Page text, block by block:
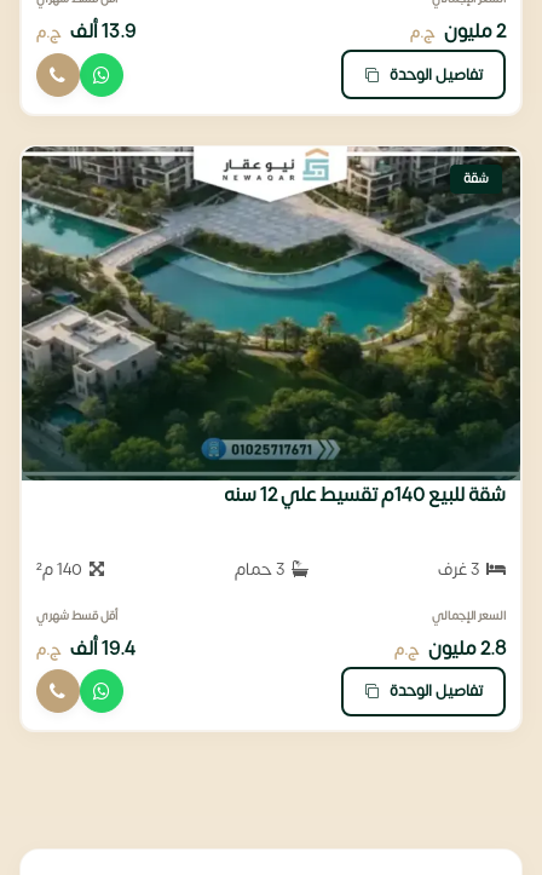
2 مليون ج.م 13.9 ألف ج.م
تفاصيل الوحدة
شقة
شقة للبيع 140م تقسيط علي 12 سنه
3 حمام
السعر الإجمالي
2.8 مليون ج.م
أقل قسط شهري
19.4 ألف ج.م
تفاصيل الوحدة